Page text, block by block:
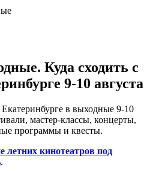
Куда сходить с
9-10 августа
в выходные 9-10
мастер-классы, концерты,
программы и квесты.
летних кинотеатров под
.